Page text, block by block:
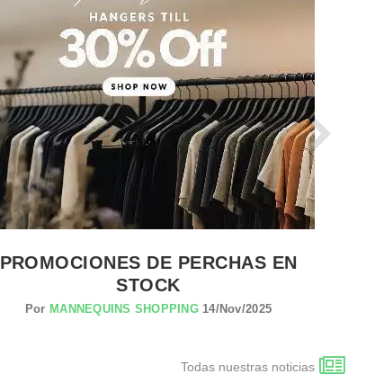
PROMOCIONES DE PERCHAS EN
STOCK
Por MANNEQUINS SHOPPING14/Nov/2025
Todas nuestras noticias